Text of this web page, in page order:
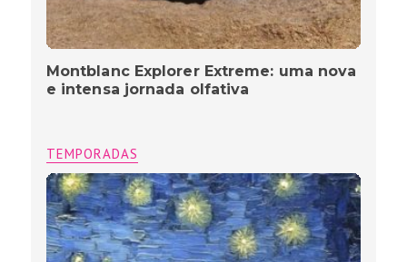
Montblanc Explorer Extreme: uma nova
e intensa jornada olfativa
TEMPORADAS